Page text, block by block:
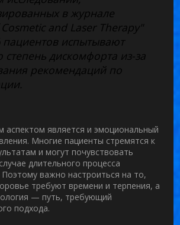
в журнале
and Laser Therapy"
пациентов испытывают
степень дискомфорта из-за
рекомендаций по
аспектом является и эмоциональный
Многие пациенты стремятся к
и могут почувствовать
длительного процесса
Поэтому важно настроиться на то,
требуют времени и терпения, а
— путь, требующий
подхода.